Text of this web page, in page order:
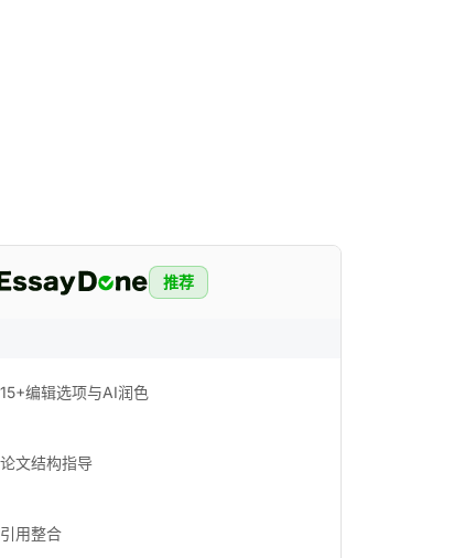
推荐
15+编辑选项与AI润色
论文结构指导
引用整合